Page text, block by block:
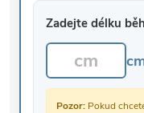
Zadejte délku
Pozor: Pokud